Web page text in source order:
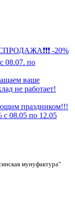
-20%
08.07. по
ваше
не работает!
праздником!!!
08.05 по 12.05
мунуфактура"